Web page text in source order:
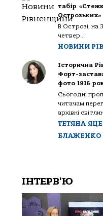
табір
Острозьких»
В Острозі, на
четвер...
НОВИНИ
Історична
Форт-
фото 1916
Сьогодні
читачам
архівні
ТЕТЯНА
БЛАЖЕНКО
ІНТЕРВ'Ю